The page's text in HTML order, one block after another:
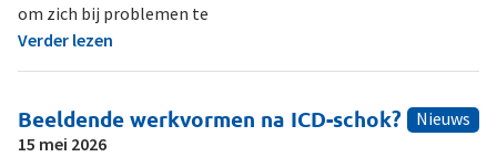
om zich bij problemen te
Verder lezen
Nieuws
Beeldende werkvormen na ICD-schok?
15 mei 2026